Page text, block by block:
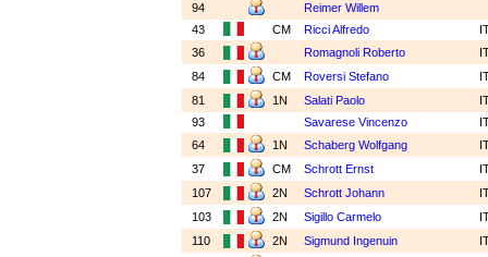
94
Reimer Willem
43
CM Ricci Alfredo
36
Romagnoli Roberto
84
CM Roversi Stefano
81
1N Salati Paolo
93
Savarese Vincenzo
64
1N Schaberg Wolfgang
37
CM Schrott Ernst
107
2N Schrott Johann
103
2N Sigillo Carmelo
110
2N Sigmund Ingenuin